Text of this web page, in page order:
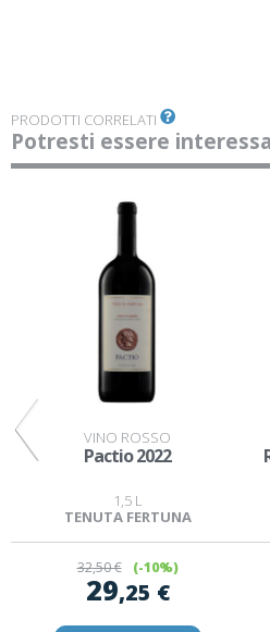
PRODOTTI CORRELATI
Potresti essere
VINO ROSSO
Pactio 2022
1,5 L
TENUTA FERTUNA
32,50 € (-10%)
29,25 €